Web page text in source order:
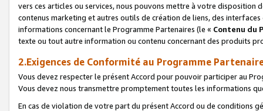
vers ces articles ou services, nous pouvons mettre à votre disposition
contenus marketing et autres outils de création de liens, des
informations concernant le Programme Partenaires (le « Contenu du
texte ou tout autre information ou contenu concernant des produits
2.Exigences de Conformité au Programme
Vous devez respecter le présent Accord pour pouvoir participer au
Vous devez nous transmettre promptement toutes les informations
En cas de violation de votre part du présent Accord ou de conditions